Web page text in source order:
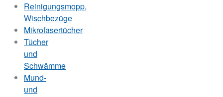
Reinigungsmopp,
Wischbezüge
Mikrofasertücher
Tücher
und
Schwämme
Mund-
und